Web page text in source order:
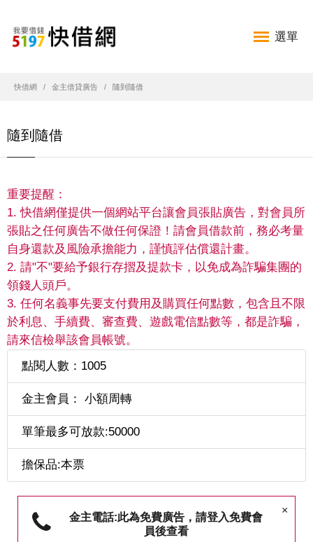
選單
快借網 金主借貸廣告 隨到隨借
隨到隨借
重要提醒：
1. 快借網僅提供一個網站平台讓會員張貼廣告，對會員所
張貼之任何廣告不做任何保證！請會員借款前，務必考量
自身還款及風險承擔能力，謹慎評估償還計畫。
2. 請"不"要給予銀行存摺及提款卡，以免成為詐騙集團的
領錢人頭戶。
3. 任何名義事先要支付費用及購買任何點數，包含且不限
於利息、手續費、審查費、遊戲電信點數等，都是詐騙，
請來信檢舉該會員帳號。
點閱人數：1005
金主會員： 小額周轉
單筆最多可放款:50000
擔保品:本票
×
金主電話:此為免費廣告，請登入免費會
員後查看